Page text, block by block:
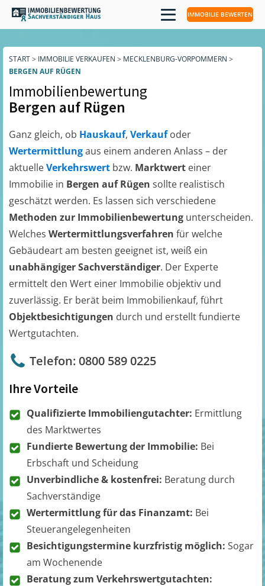
IMMOBILIE BEWERTEN
START> IMMOBILIE VERKAUFEN > MECKLENBURG-VORPOMMERN >
BERGEN AUF RÜGEN
Immobilienbewertung
Bergen auf Rügen
Ganz gleich, ob Hauskauf, Verkaufoder
Wertermittlungaus einem anderen Anlass – der
aktuelleVerkehrswert bzw. Marktwert einer
Immobilie in Bergen auf Rügen sollte realistisch
geschätzt werden. Es lassen sich verschiedene
Methoden zur Immobilienbewertung unterscheiden.
Welches Wertermittlungsverfahren für welche
Gebäudeart am besten geeignet ist, weiß ein
unabhängiger Sachverständiger. Der Experte
ermittelt den Wert einer Immobilie objektiv und
zuverlässig. Er berät beim Immobilienkauf, führt
Objektbesichtigungen durch und erstellt fundierte
Wertgutachten.
Telefon: 0800 589 0225
Ihre Vorteile
Qualifizierte Immobiliengutachter: Ermittlung
des Marktwertes
Fundierte Bewertung der Immobilie: Bei
Erbschaft und Scheidung
Unverbindliche & kostenfrei: Beratung durch
Sachverständige
Wertermittlung für das Finanzamt: Bei
Steuerangelegenheiten
Besichtigungstermine kurzfristig möglich: Sogar
am Wochenende
Beratung zum Verkehrswertgutachten: